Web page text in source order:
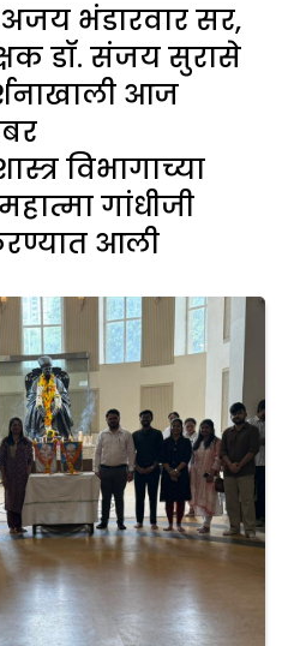
अजय भंडारवार सर,
डॉ. संजय सुरासे
आज
विभागाच्या
गांधीजी
आली